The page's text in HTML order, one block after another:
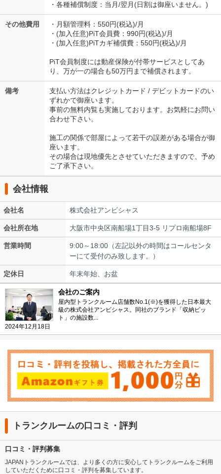
・各種補償制度：当月/翌月(日割は御座いません。)
その他費用
・月額管理料：550円(税込)/月
・(加入任意)PiT会員費：990円(税込)/月
・(加入任意)PiTカギ補償費：550円(税込)/月
PiT会員制度には動産保険が付帯サービスとしてあ
り、万が一の場合も50万円まで補償されます。
備考
支払い方法はクレジットカード / デビットカードのい
ずれかで御座います。
事前の無料内覧も実施しております。お気軽にお問い
合わせ下さい。
施工の関係で部屋によって若干の誤差がある場合が御
座います。
その場合は現地優先とさせていただきますので、予め
ご了承下さい。
会社情報
会社名 株式会社アンビシャス
会社所在地 大阪市中央区南船場1丁目3-5 リプロ南船場8F
営業時間
9:00～18:00（左記以外の時間はコールセンタ
ーにて受付のみ致します。）
定休日 年末年始、お盆
2024年12月18日
会社のご案内
屋内型トランクルーム店舗数No.1(※)を獲得した日本最大
級の株式会社アンビシャス。同社のブランド「収納ピッ
ト」の施設数...
トランクルームの口コミ・評判
口コミ・評判募集
JAPANトランクルームでは、より多くの方に安心してトランクルームをご利用
していただくために口コミ・評判を募集しています。